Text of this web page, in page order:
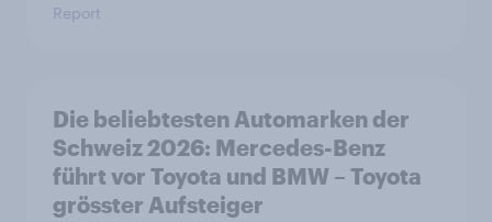
Report
Die beliebtesten Automarken der
Schweiz 2026: Mercedes-Benz
führt vor Toyota und BMW – Toyota
grösster Aufsteiger